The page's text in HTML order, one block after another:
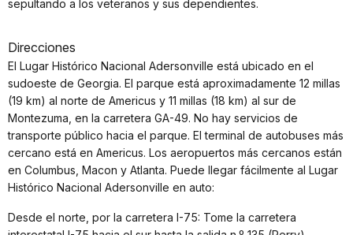
sepultando a los veteranos y sus dependientes.
Direcciones
El Lugar Histórico Nacional Adersonville está ubicado en el
sudoeste de Georgia. El parque está aproximadamente 12 millas
(19 km) al norte de Americus y 11 millas (18 km) al sur de
Montezuma, en la carretera GA-49. No hay servicios de
transporte público hacia el parque. El terminal de autobuses más
cercano está en Americus. Los aeropuertos más cercanos están
en Columbus, Macon y Atlanta. Puede llegar fácilmente al Lugar
Histórico Nacional Adersonville en auto:
Desde el norte, por la carretera I-75: Tome la carretera